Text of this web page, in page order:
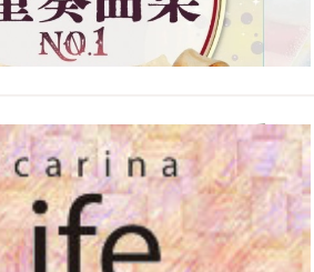
カリナ！ 5人から吹ける7重奏